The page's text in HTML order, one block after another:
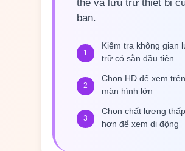
thể và lưu trữ thiết bị
bạn.
1
Kiểm tra không gian
trữ có sẵn đầu tiên
2
Chọn HD để xem trên
màn hình lớn
3
Chọn chất lượng thấp
hơn để xem di động